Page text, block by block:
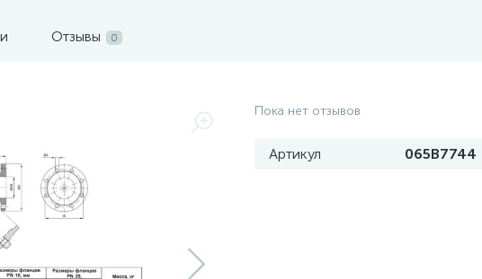
Отзывы 0
Пока нет отзывов
Артикул 065B7744